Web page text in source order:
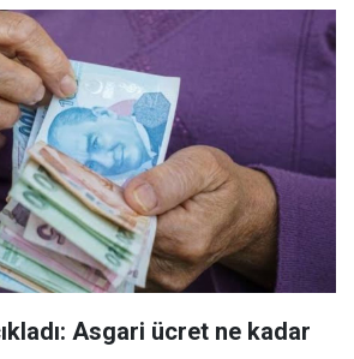
Asgari ücret ne kadar